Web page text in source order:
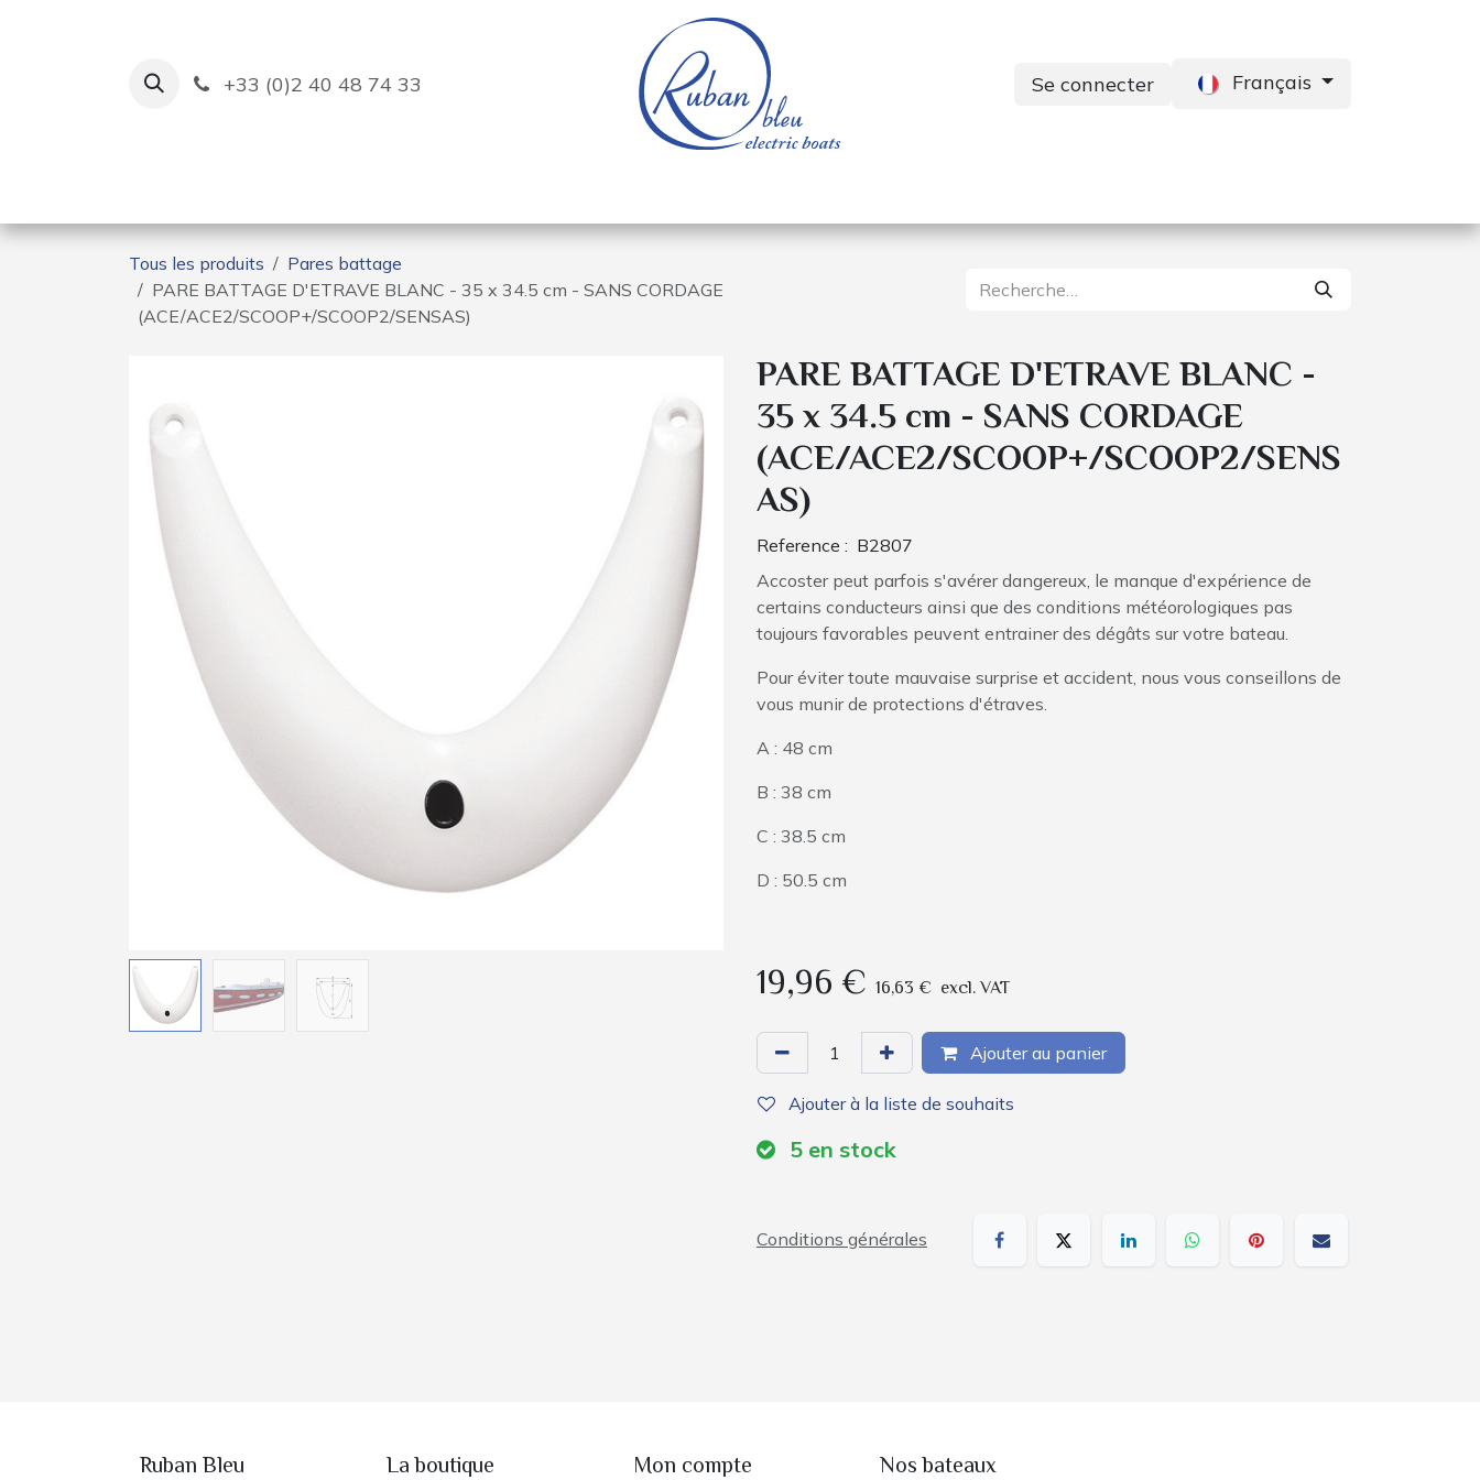
+33 (0)2 40 48 74 33 Se connecter Français
Tous les produits
Pares battage
PARE BATTAGE D'ETRAVE BLANC - 35 x 34.5 cm - SANS CORDAGE
(ACE/ACE2/SCOOP+/SCOOP2/SENSAS)
PARE BATTAGE D'ETRAVE BLANC -
35 x 34.5 cm - SANS CORDAGE
(ACE/ACE2/SCOOP+/SCOOP2/SENS
AS)
Reference : B2807
Accoster peut parfois s'avérer dangereux, le manque d'expérience de
certains conducteurs ainsi que des conditions météorologiques pas
toujours favorables peuvent entrainer des dégâts sur votre bateau.
Pour éviter toute mauvaise surprise et accident, nous vous conseillons de
vous munir de protections d'étraves.
A : 48 cm
B : 38 cm
C : 38.5 cm
D : 50.5 cm
19,96 € 16,63 € excl. VAT
Ajouter au panier
Ajouter à la liste de souhaits
5 en stock
Conditions générales
Ruban Bleu La boutique Mon compte Nos bateaux